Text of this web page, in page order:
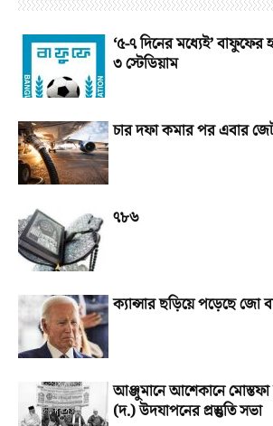
‘৫-৭ দিনের মধ্যেই’ বাফুফের
৩ স্টেডিয়াম
চার দফা কমার পর এবার
৭৮৬
ক্যান্সার ছড়িয়ে পড়েছে জো
আঞ্জুমানে আশেকানে মোস্তফা
(দ.) উদযাপনের প্রস্তুতি সভা